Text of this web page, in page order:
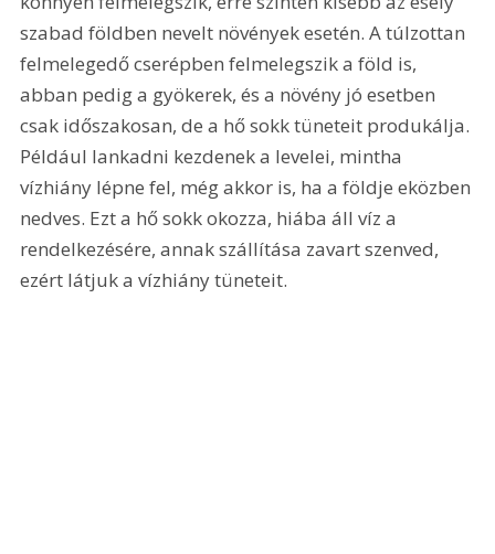
szabad földben nevelt növények esetén. A túlzottan
felmelegedő cserépben felmelegszik a föld is,
abban pedig a gyökerek, és a növény jó esetben
csak időszakosan, de a hő sokk tüneteit produkálja.
Például lankadni kezdenek a levelei, mintha
vízhiány lépne fel, még akkor is, ha a földje eközben
nedves. Ezt a hő sokk okozza, hiába áll víz a
rendelkezésére, annak szállítása zavart szenved,
ezért látjuk a vízhiány tüneteit.